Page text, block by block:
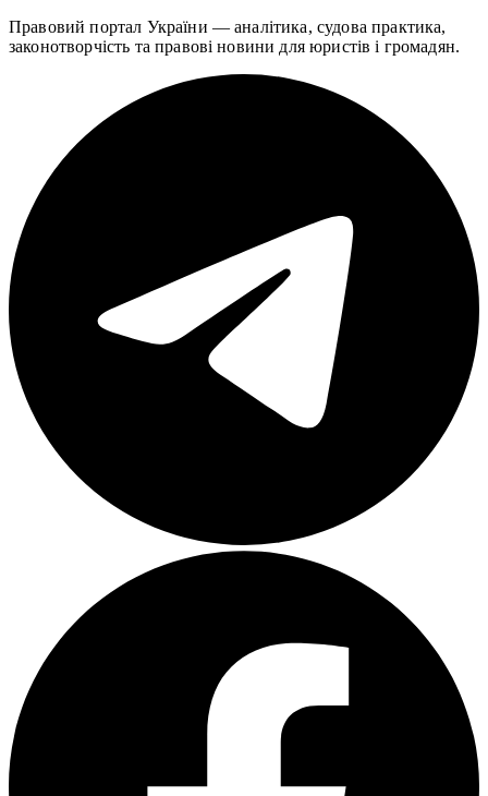
Правовий портал України — аналітика, судова практика,
законотворчість та правові новини для юристів і громадян.